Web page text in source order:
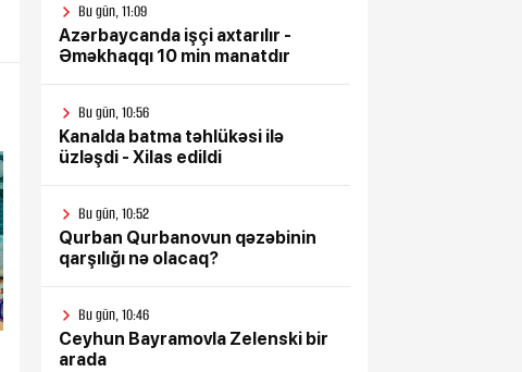
Bu gün, 11:09
Azərbaycanda işçi axtarılır -
Əməkhaqqı 10 min manatdır
Bu gün, 10:56
Kanalda batma təhlükəsi ilə
üzləşdi - Xilas edildi
Bu gün, 10:52
Qurban Qurbanovun qəzəbinin
qarşılığı nə olacaq?
Bu gün, 10:46
Ceyhun Bayramovla Zelenski bir
arada